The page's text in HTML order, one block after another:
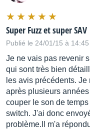
Super Fuzz et super SAV
Publié le 24/01/15 à 14:45
Je ne vais pas revenir
qui sont très bien
les avis précédents.
après plusieurs
couper le son de
switch. J'ai donc
problème.Il m'a